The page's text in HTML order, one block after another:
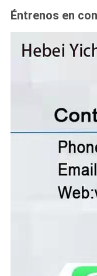
Éntrenos en